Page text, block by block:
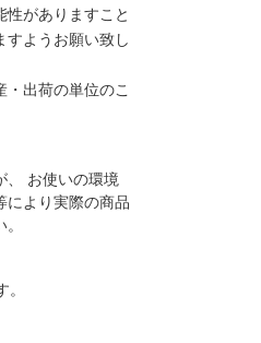
がありますこと
すようお願い致し
・出荷の単位のこ
、 お使いの環境
により実際の商品